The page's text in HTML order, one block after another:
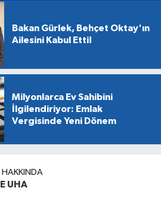
Bakan Gürlek, Behçet Oktay'ın
Ailesini Kabul Etti!
Milyonlarca Ev Sahibini
İlgilendiriyor: Emlak
Vergisinde Yeni Dönem
HAKKINDA
UHA